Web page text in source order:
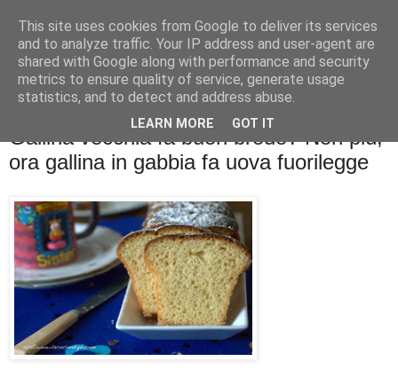
La cucina di QB
Se l'uomo è ciò che mangia il cuoco è ciò che cucina?
Gallina vecchia fa buon brodo? Non più,
ora gallina in gabbia fa uova fuorilegge
This site uses cookies from Google to deliver its services
and to analyze traffic. Your IP address and user-agent are
shared with Google along with performance and security
metrics to ensure quality of service, generate usage
statistics, and to detect and address abuse.
LEARN MORE GOT IT